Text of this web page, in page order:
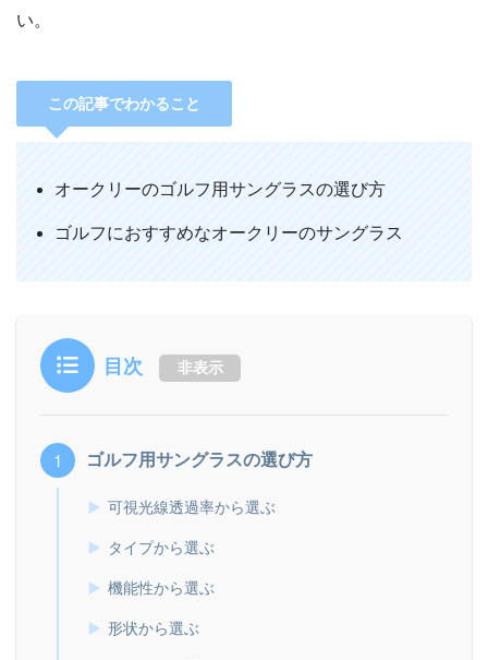
い。
この記事でわかること
オークリーのゴルフ用サングラスの選び方
ゴルフにおすすめなオークリーのサングラス
目次 非表示
ゴルフ用サングラスの選び方
可視光線透過率から選ぶ
タイプから選ぶ
機能性から選ぶ
形状から選ぶ